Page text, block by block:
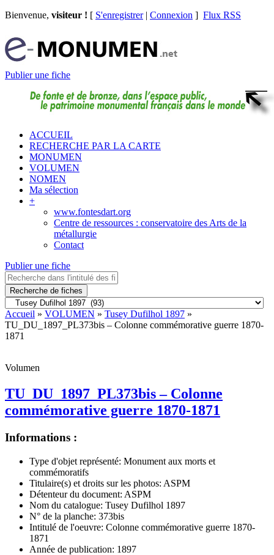
Bienvenue, visiteur ! [ S'enregistrer| Connexion ] Flux RSS
Publier une fiche
ACCUEIL
RECHERCHE PAR LA CARTE
MONUMEN
VOLUMEN
NOMEN
Ma sélection
+
www.fontesdart.org
Centre de ressources : conservatoire des Arts de la
métallurgie
Contact
Publier une fiche
Recherche de fiches
Accueil » VOLUMEN » Tusey Dufilhol 1897 »
TU_DU_1897_PL373bis – Colonne commémorative guerre 1870-
1871
Volumen
TU_DU_1897_PL373bis – Colonne
commémorative guerre 1870-1871
Informations :
Type d'objet représenté: Monument aux morts et
commémoratifs
Titulaire(s) et droits sur les photos: ASPM
Détenteur du document: ASPM
Nom du catalogue: Tusey Dufilhol 1897
N° de la planche: 373bis
Intitulé de l'oeuvre: Colonne commémorative guerre 1870-
1871
Année de publication: 1897